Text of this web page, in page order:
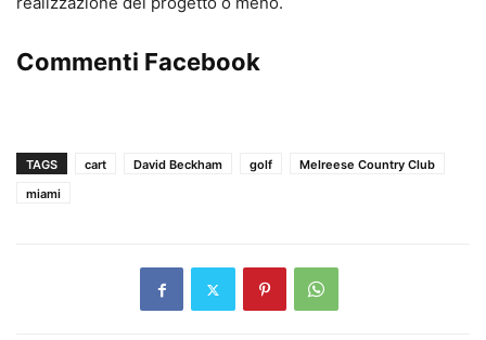
Commenti Facebook
TAGS cart David Beckham golf
Melreese Country Club
miami